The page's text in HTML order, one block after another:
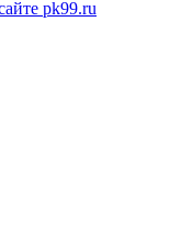
pk99.ru